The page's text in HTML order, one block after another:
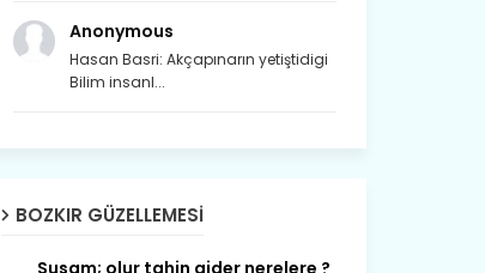
Anonymous
Hasan Basri: Akçapınarın yetiştidigi
Bilim insanl...
BOZKIR GÜZELLEMESI
Son yıllarda orda yok artık ağlayan,
Susam; olur tahin gider nerelere ?